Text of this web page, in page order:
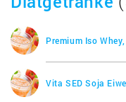
Premium Iso
Vita SED Soja